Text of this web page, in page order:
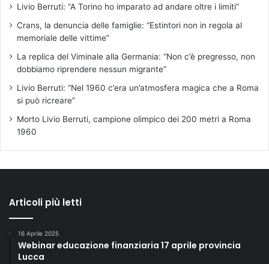
Livio Berruti: “A Torino ho imparato ad andare oltre i limiti”
Crans, la denuncia delle famiglie: “Estintori non in regola al
memoriale delle vittime”
La replica del Viminale alla Germania: “Non c’è pregresso, non
dobbiamo riprendere nessun migrante”
Livio Berruti: “Nel 1960 c’era un’atmosfera magica che a Roma
si può ricreare”
Morto Livio Berruti, campione olimpico dei 200 metri a Roma
1960
Articoli più letti
16 Aprile 2025
Webinar educazione finanziaria 17 aprile provincia
Lucca